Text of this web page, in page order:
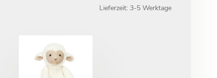
Lieferzeit: 3-5 Werktage